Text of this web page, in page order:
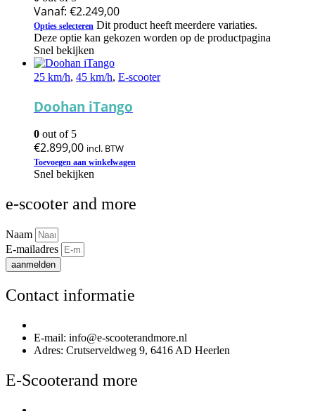
Vanaf: €2.249,00
Opties selecteren Dit product heeft meerdere variaties.
Deze optie kan gekozen worden op de productpagina
Snel bekijken
25 km/h, 45 km/h, E-scooter
Doohan iTango
0 out of 5
€2.899,00 incl. BTW
Toevoegen aan winkelwagen
Snel bekijken
e-scooter and more
Naam
E-mailadres
aanmelden
Contact informatie
E-mail: info@e-scooterandmore.nl
Adres: Crutserveldweg 9, 6416 AD Heerlen
E-Scooterand more